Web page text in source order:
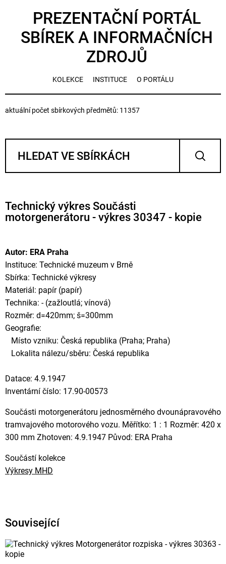
PREZENTAČNÍ PORTÁL
SBÍREK A INFORMAČNÍCH
ZDROJŮ
KOLEKCE INSTITUCE O PORTÁLU
aktuální počet sbírkových předmětů: 11357
Technický výkres Součásti
motorgenerátoru - výkres 30347 - kopie
Autor: ERA Praha
Instituce: Technické muzeum v Brně
Sbírka: Technické výkresy
Materiál: papír (papír)
Technika: - (zažloutlá; vínová)
Rozměr: d=420mm; š=300mm
Geografie:
Místo vzniku: Česká republika (Praha; Praha)
Lokalita nálezu/sběru: Česká republika
Datace: 4.9.1947
Inventární číslo: 17.90-00573
Součásti motorgenerátoru jednosměrného dvounápravového
tramvajového motorového vozu. Měřítko: 1 : 1 Rozměr: 420 x
300 mm Zhotoven: 4.9.1947 Původ: ERA Praha
Součástí kolekce
Výkresy MHD
Související